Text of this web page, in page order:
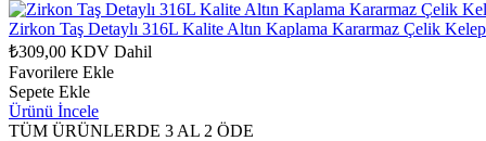
Zirkon Taş Detaylı 316L Kalite Altın Kaplama Kararmaz Çelik
₺309,00 KDV Dahil
Favorilere Ekle
Sepete Ekle
Ürünü İncele
TÜM ÜRÜNLERDE 3 AL 2 ÖDE